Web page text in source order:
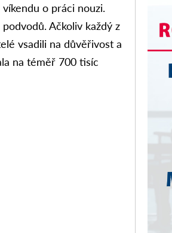
o práci nouzi.
Ačkoliv každý z
vsadili na důvěřivost a
na téměř 700 tisíc